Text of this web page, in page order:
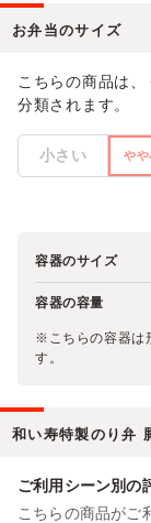
お弁当のサイズ
こちらの商品は
分類されます。
小さい やや
容器のサイズ
容器の容量
※こちらの容器は
す。
和い寿特製のり弁
ご利用シーン別の
こちらの商品がご